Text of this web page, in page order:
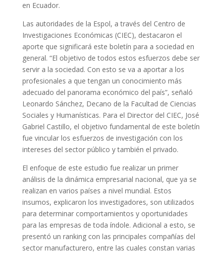
en Ecuador.
Las autoridades de la Espol, a través del Centro de
Investigaciones Económicas (CIEC), destacaron el
aporte que significará este boletín para a sociedad en
general. “El objetivo de todos estos esfuerzos debe ser
servir a la sociedad. Con esto se va a aportar a los
profesionales a que tengan un conocimiento más
adecuado del panorama económico del país”, señaló
Leonardo Sánchez, Decano de la Facultad de Ciencias
Sociales y Humanísticas. Para el Director del CIEC, José
Gabriel Castillo, el objetivo fundamental de este boletín
fue vincular los esfuerzos de investigación con los
intereses del sector público y también el privado.
El enfoque de este estudio fue realizar un primer
análisis de la dinámica empresarial nacional, que ya se
realizan en varios países a nivel mundial. Estos
insumos, explicaron los investigadores, son utilizados
para determinar comportamientos y oportunidades
para las empresas de toda índole. Adicional a esto, se
presentó un ranking con las principales compañías del
sector manufacturero, entre las cuales constan varias